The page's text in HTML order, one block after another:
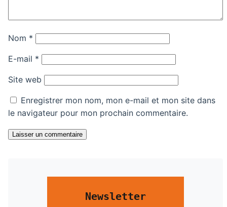
Nom *
E-mail *
Site web
Enregistrer mon nom, mon e-mail et mon site dans
le navigateur pour mon prochain commentaire.
Laisser un commentaire
Newsletter